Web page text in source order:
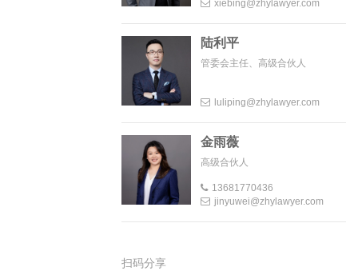
xiebing@zhylawyer.com
陆利平
管委会主任、高级合伙人
luliping@zhylawyer.com
金雨薇
高级合伙人
13681770436
jinyuwei@zhylawyer.com
扫码分享